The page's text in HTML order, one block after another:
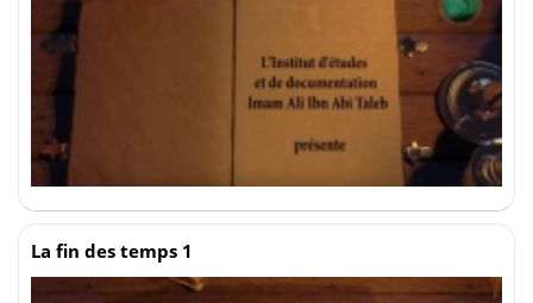
La fin des temps 1